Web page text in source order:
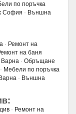
по поръчка
София · Външна
· Ремонт на
на баня
Варна · Обръщане
· Мебели по поръчка
· Външна
· Ремонт на